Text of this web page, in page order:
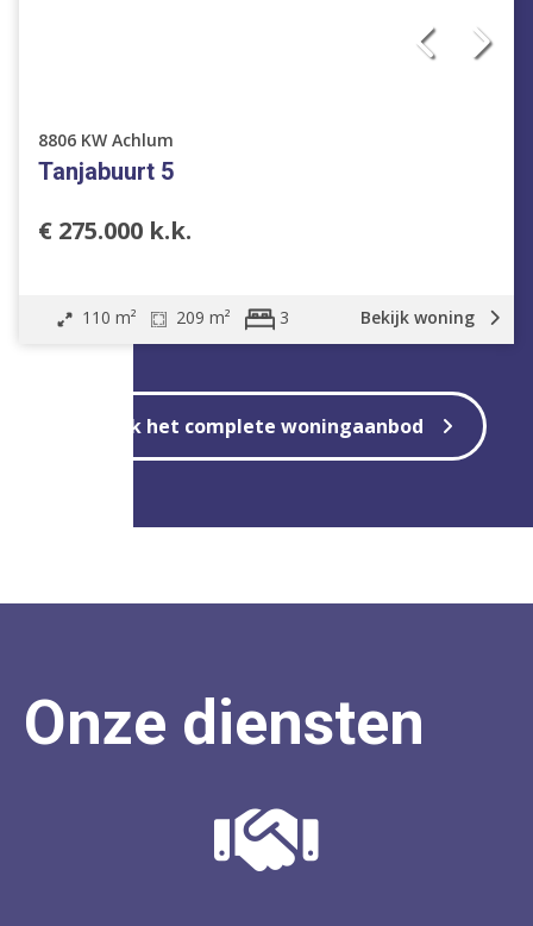
8806 KW Achlum
Tanjabuurt 5
€ 275.000 k.k.
110 m² 209 m² 3 Bekijk woning
Bekijk het complete woningaanbod
Onze diensten